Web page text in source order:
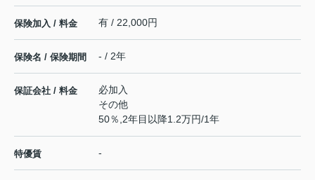
保険加入 / 料金 有 / 22,000円
保険名 / 保険期間 - / 2年
保証会社 / 料金
必加入
その他
50％,2年目以降1.2万円/1年
特優賃 -